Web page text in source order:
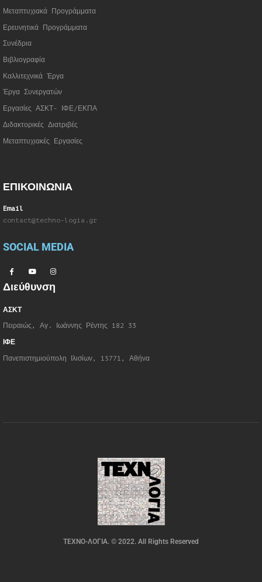
Μεταπτυχιακά Προγράμματα
Ερευνητικά Προγράμματα
Συνέδρια
Βιβλιογραφία
Καλλιτεχνικά Έργα
Έργα Συνεργατών
Εργασίες ΑΣΚΤ- ΙΦΕ/ΕΚΠΑ
Διδακτορικές Διατριβές
Μεταπτυχιακές Εργασίες
ΕΠΙΚΟΙΝΩΝΙΑ
Email
contact@techno-logia.gr
SOCIAL MEDIA
Διεύθυνση
ΑΣΚΤ
Πειραιώς, Αγ. Ιωάννης Ρέντης 182 33
ΙΦΕ
Πανεπιστημιούπολη Ιλισίων, 15771, Αθήνα
ΤΕΧΝΟ-ΛΟΓΙΑ. © 2022. All Rights Reserved